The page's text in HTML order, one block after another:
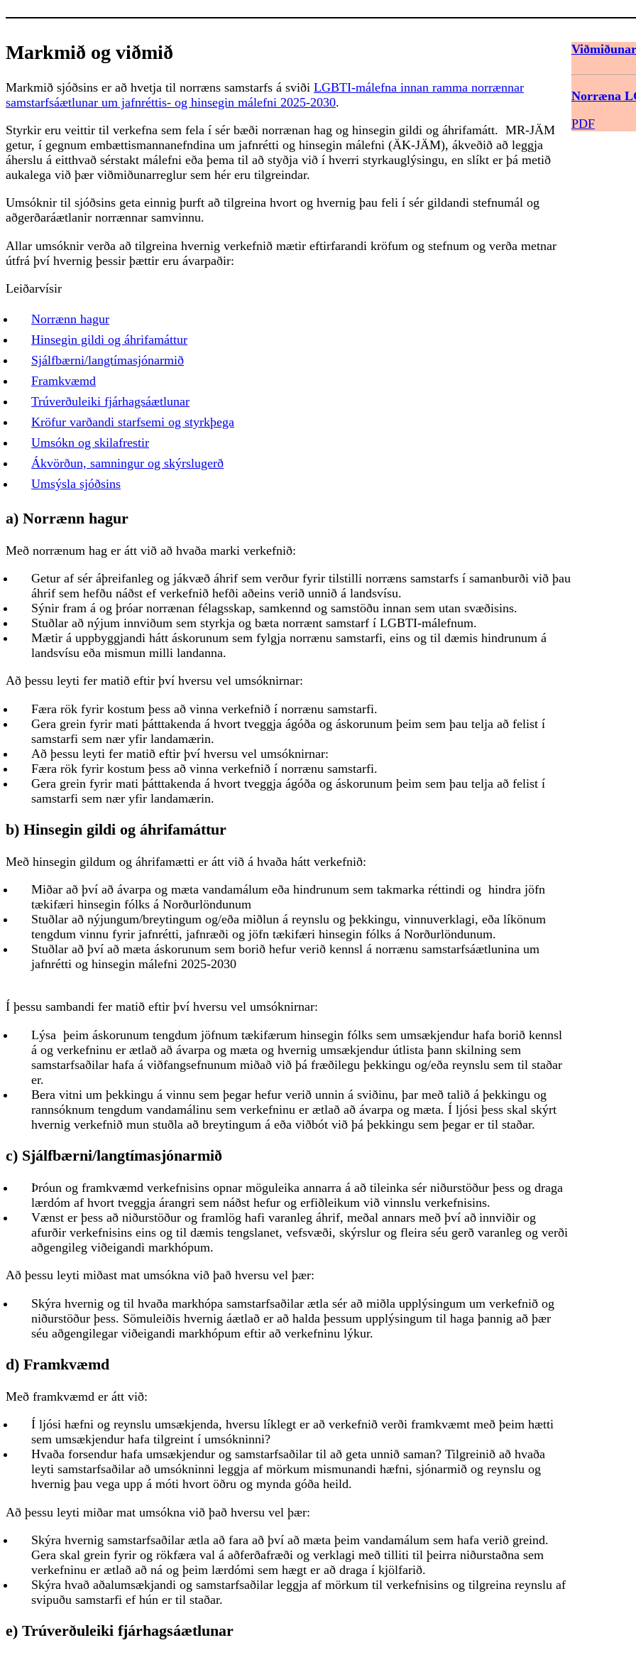
Markmið og viðmið
Markmið sjóðsins er að hvetja til norræns samstarfs á sviði LGBTI-málefna innan ramma norrænnar
samstarfsáætlunar um jafnréttis- og hinsegin málefni 2025-2030.
Styrkir eru veittir til verkefna sem fela í sér bæði norrænan hag og hinsegin gildi og áhrifamátt. MR-JÄM
getur, í gegnum embættismannanefndina um jafnrétti og hinsegin málefni (ÄK-JÄM), ákveðið að leggja
áherslu á eitthvað sérstakt málefni eða þema til að styðja við í hverri styrkauglýsingu, en slíkt er þá metið
aukalega við þær viðmiðunarreglur sem hér eru tilgreindar.
Umsóknir til sjóðsins geta einnig þurft að tilgreina hvort og hvernig þau feli í sér gildandi stefnumál og
aðgerðaráætlanir norrænnar samvinnu.
Allar umsóknir verða að tilgreina hvernig verkefnið mætir eftirfarandi kröfum og stefnum og verða metnar
útfrá því hvernig þessir þættir eru ávarpaðir:
Leiðarvísir
Norrænn hagur
Hinsegin gildi og áhrifamáttur
Sjálfbærni/langtímasjónarmið
Framkvæmd
Trúverðuleiki fjárhagsáætlunar
Kröfur varðandi starfsemi og styrkþega
Umsókn og skilafrestir
Ákvörðun, samningur og skýrslugerð
Umsýsla sjóðsins
a) Norrænn hagur
Með norrænum hag er átt við að hvaða marki verkefnið:
Getur af sér áþreifanleg og jákvæð áhrif sem verður fyrir tilstilli norræns samstarfs í samanburði við þau
áhrif sem hefðu náðst ef verkefnið hefði aðeins verið unnið á landsvísu.
Sýnir fram á og þróar norrænan félagsskap, samkennd og samstöðu innan sem utan svæðisins.
Stuðlar að nýjum innviðum sem styrkja og bæta norrænt samstarf í LGBTI-málefnum.
Mætir á uppbyggjandi hátt áskorunum sem fylgja norrænu samstarfi, eins og til dæmis hindrunum á
landsvísu eða mismun milli landanna.
Að þessu leyti fer matið eftir því hversu vel umsóknirnar:
Færa rök fyrir kostum þess að vinna verkefnið í norrænu samstarfi.
Gera grein fyrir mati þátttakenda á hvort tveggja ágóða og áskorunum þeim sem þau telja að felist í
samstarfi sem nær yfir landamærin.
Að þessu leyti fer matið eftir því hversu vel umsóknirnar:
Færa rök fyrir kostum þess að vinna verkefnið í norrænu samstarfi.
Gera grein fyrir mati þátttakenda á hvort tveggja ágóða og áskorunum þeim sem þau telja að felist í
samstarfi sem nær yfir landamærin.
b) Hinsegin gildi og áhrifamáttur
Með hinsegin gildum og áhrifamætti er átt við á hvaða hátt verkefnið:
Miðar að því að ávarpa og mæta vandamálum eða hindrunum sem takmarka réttindi og hindra jöfn
tækifæri hinsegin fólks á Norðurlöndunum
Stuðlar að nýjungum/breytingum og/eða miðlun á reynslu og þekkingu, vinnuverklagi, eða líkönum
tengdum vinnu fyrir jafnrétti, jafnræði og jöfn tækifæri hinsegin fólks á Norðurlöndunum.
Stuðlar að því að mæta áskorunum sem borið hefur verið kennsl á norrænu samstarfsáætlunina um
jafnrétti og hinsegin málefni 2025-2030
Í þessu sambandi fer matið eftir því hversu vel umsóknirnar:
Lýsa þeim áskorunum tengdum jöfnum tækifærum hinsegin fólks sem umsækjendur hafa borið kennsl
á og verkefninu er ætlað að ávarpa og mæta og hvernig umsækjendur útlista þann skilning sem
samstarfsaðilar hafa á viðfangsefnunum miðað við þá fræðilegu þekkingu og/eða reynslu sem til staðar
er.
Bera vitni um þekkingu á vinnu sem þegar hefur verið unnin á sviðinu, þar með talið á þekkingu og
rannsóknum tengdum vandamálinu sem verkefninu er ætlað að ávarpa og mæta. Í ljósi þess skal skýrt
hvernig verkefnið mun stuðla að breytingum á eða viðbót við þá þekkingu sem þegar er til staðar.
c) Sjálfbærni/langtímasjónarmið
Þróun og framkvæmd verkefnisins opnar möguleika annarra á að tileinka sér niðurstöður þess og draga
lærdóm af hvort tveggja árangri sem náðst hefur og erfiðleikum við vinnslu verkefnisins.
Vænst er þess að niðurstöður og framlög hafi varanleg áhrif, meðal annars með því að innviðir og
afurðir verkefnisins eins og til dæmis tengslanet, vefsvæði, skýrslur og fleira séu gerð varanleg og verði
aðgengileg viðeigandi markhópum.
Að þessu leyti miðast mat umsókna við það hversu vel þær:
Skýra hvernig og til hvaða markhópa samstarfsaðilar ætla sér að miðla upplýsingum um verkefnið og
niðurstöður þess. Sömuleiðis hvernig áætlað er að halda þessum upplýsingum til haga þannig að þær
séu aðgengilegar viðeigandi markhópum eftir að verkefninu lýkur.
d) Framkvæmd
Með framkvæmd er átt við:
Í ljósi hæfni og reynslu umsækjenda, hversu líklegt er að verkefnið verði framkvæmt með þeim hætti
sem umsækjendur hafa tilgreint í umsókninni?
Hvaða forsendur hafa umsækjendur og samstarfsaðilar til að geta unnið saman? Tilgreinið að hvaða
leyti samstarfsaðilar að umsókninni leggja af mörkum mismunandi hæfni, sjónarmið og reynslu og
hvernig þau vega upp á móti hvort öðru og mynda góða heild.
Að þessu leyti miðar mat umsókna við það hversu vel þær:
Skýra hvernig samstarfsaðilar ætla að fara að því að mæta þeim vandamálum sem hafa verið greind.
Gera skal grein fyrir og rökfæra val á aðferðafræði og verklagi með tilliti til þeirra niðurstaðna sem
verkefninu er ætlað að ná og þeim lærdómi sem hægt er að draga í kjölfarið.
Skýra hvað aðalumsækjandi og samstarfsaðilar leggja af mörkum til verkefnisins og tilgreina reynslu af
svipuðu samstarfi ef hún er til staðar.
e) Trúverðuleiki fjárhagsáætlunar
Norræna
PDF